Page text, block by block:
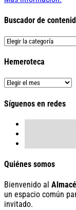
Buscador de
Buscador
contenido
Hemeroteca
Hemeroteca
Síguenos en redes
Quiénes somos
Bienvenido al
un espacio común
invitado.